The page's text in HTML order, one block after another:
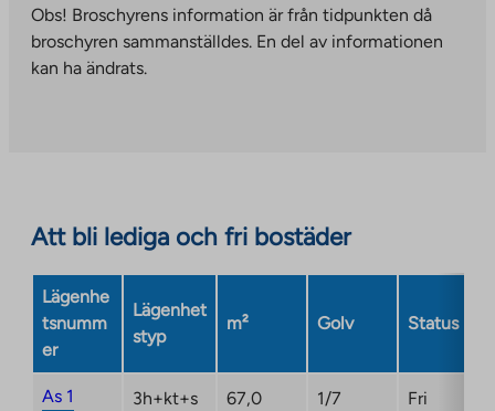
takes
you
in
new
Obs! Broschyrens information är från tidpunkten då
broschyren sammanställdes. En del av informationen
kan ha ändrats.
Att bli lediga och fri bostäder
Lägenhe
tsnumm
er
Lägenhet
styp
m² Golv Status
As 1 3h+kt+s 67,0 1/7 Fri